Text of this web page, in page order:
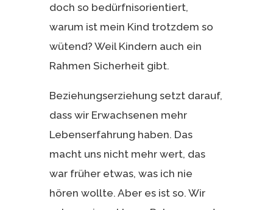
doch so bedürfnisorientiert,
warum ist mein Kind trotzdem so
wütend? Weil Kindern auch ein
Rahmen Sicherheit gibt.
Beziehungserziehung setzt darauf,
dass wir Erwachsenen mehr
Lebenserfahrung haben. Das
macht uns nicht mehr wert, das
war früher etwas, was ich nie
hören wollte. Aber es ist so. Wir